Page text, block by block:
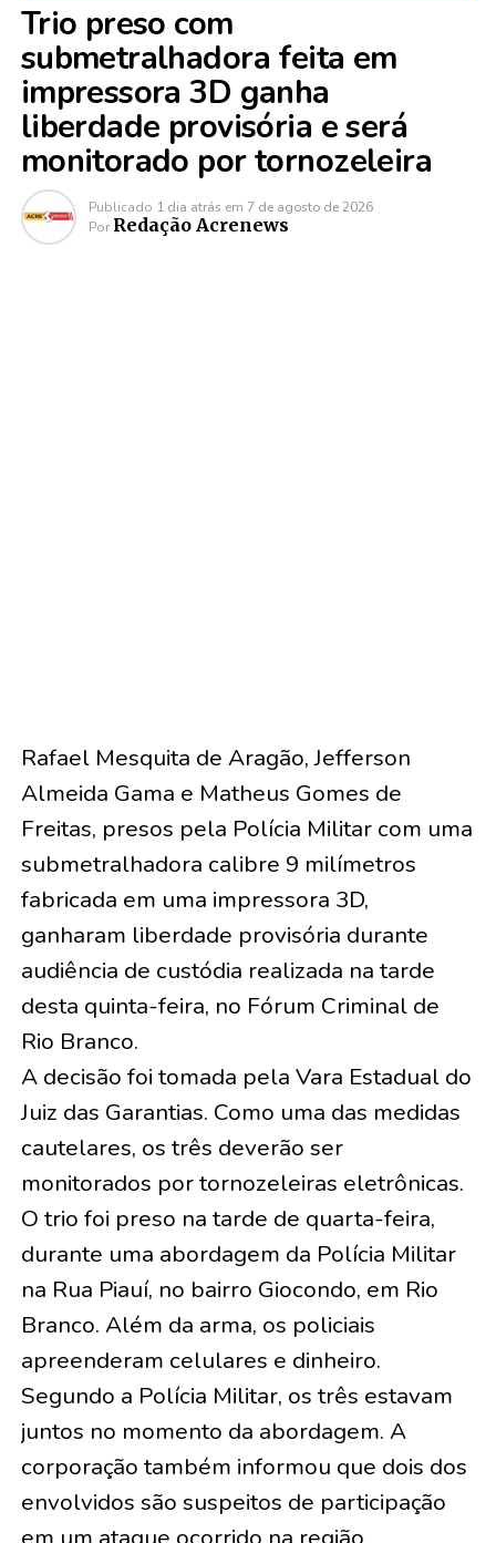
Trio preso com
submetralhadora feita em
impressora 3D ganha
liberdade provisória e será
monitorado por tornozeleira
Publicado 1 dia atrás em 7 de agosto de 2026
Por Redação Acrenews
Rafael Mesquita de Aragão, Jefferson
Almeida Gama e Matheus Gomes de
Freitas, presos pela Polícia Militar com uma
submetralhadora calibre 9 milímetros
fabricada em uma impressora 3D,
ganharam liberdade provisória durante
audiência de custódia realizada na tarde
desta quinta-feira, no Fórum Criminal de
Rio Branco.
A decisão foi tomada pela Vara Estadual do
Juiz das Garantias. Como uma das medidas
cautelares, os três deverão ser
monitorados por tornozeleiras eletrônicas.
O trio foi preso na tarde de quarta-feira,
durante uma abordagem da Polícia Militar
na Rua Piauí, no bairro Giocondo, em Rio
Branco. Além da arma, os policiais
apreenderam celulares e dinheiro.
Segundo a Polícia Militar, os três estavam
juntos no momento da abordagem. A
corporação também informou que dois dos
envolvidos são suspeitos de participação